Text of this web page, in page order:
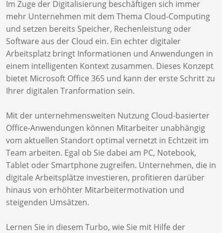
Im Zuge der Digitalisierung beschäftigen sich immer
mehr Unternehmen mit dem Thema Cloud-Computing
und setzen bereits Speicher, Rechenleistung oder
Software aus der Cloud ein. Ein echter digitaler
Arbeitsplatz bringt Informationen und Anwendungen in
einem intelligenten Kontext zusammen. Dieses Konzept
bietet Microsoft Office 365 und kann der erste Schritt zu
Ihrer digitalen Tranformation sein.
Mit der unternehmensweiten Nutzung Cloud-basierter
Office-Anwendungen können Mitarbeiter unabhängig
vom aktuellen Standort optimal vernetzt in Echtzeit im
Team arbeiten. Egal ob Sie dabei am PC, Notebook,
Tablet oder Smartphone zugreifen. Unternehmen, die in
digitale Arbeitsplätze investieren, profitieren darüber
hinaus von erhöhter Mitarbeitermotivation und
steigenden Umsätzen.
Lernen Sie in diesem Turbo, wie Sie mit Hilfe der